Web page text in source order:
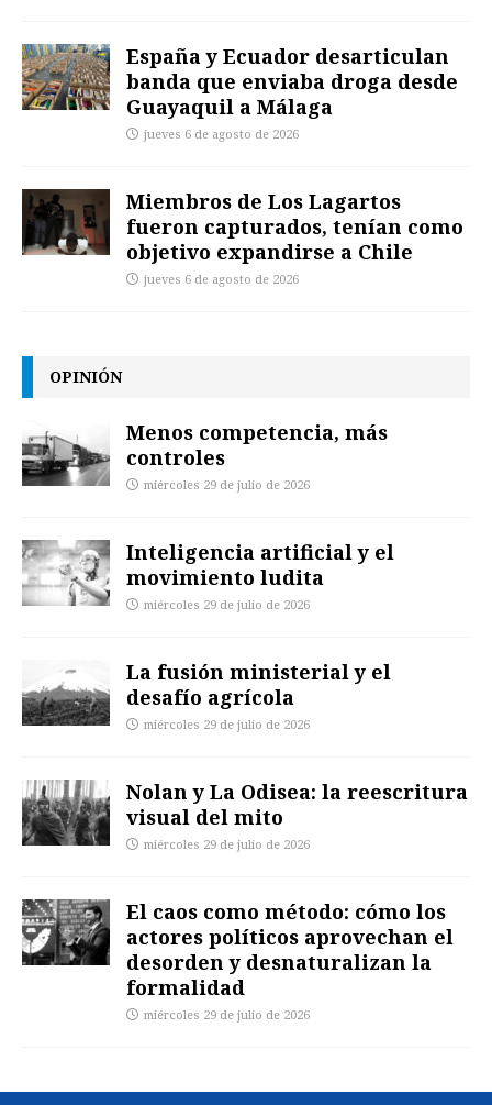
España y Ecuador desarticulan
banda que enviaba droga desde
Guayaquil a Málaga
jueves 6 de agosto de 2026
Miembros de Los Lagartos
fueron capturados, tenían como
objetivo expandirse a Chile
jueves 6 de agosto de 2026
OPINIÓN
Menos competencia, más
controles
miércoles 29 de julio de 2026
Inteligencia artificial y el
movimiento ludita
miércoles 29 de julio de 2026
La fusión ministerial y el
desafío agrícola
miércoles 29 de julio de 2026
Nolan y La Odisea: la reescritura
visual del mito
miércoles 29 de julio de 2026
El caos como método: cómo los
actores políticos aprovechan el
desorden y desnaturalizan la
formalidad
miércoles 29 de julio de 2026